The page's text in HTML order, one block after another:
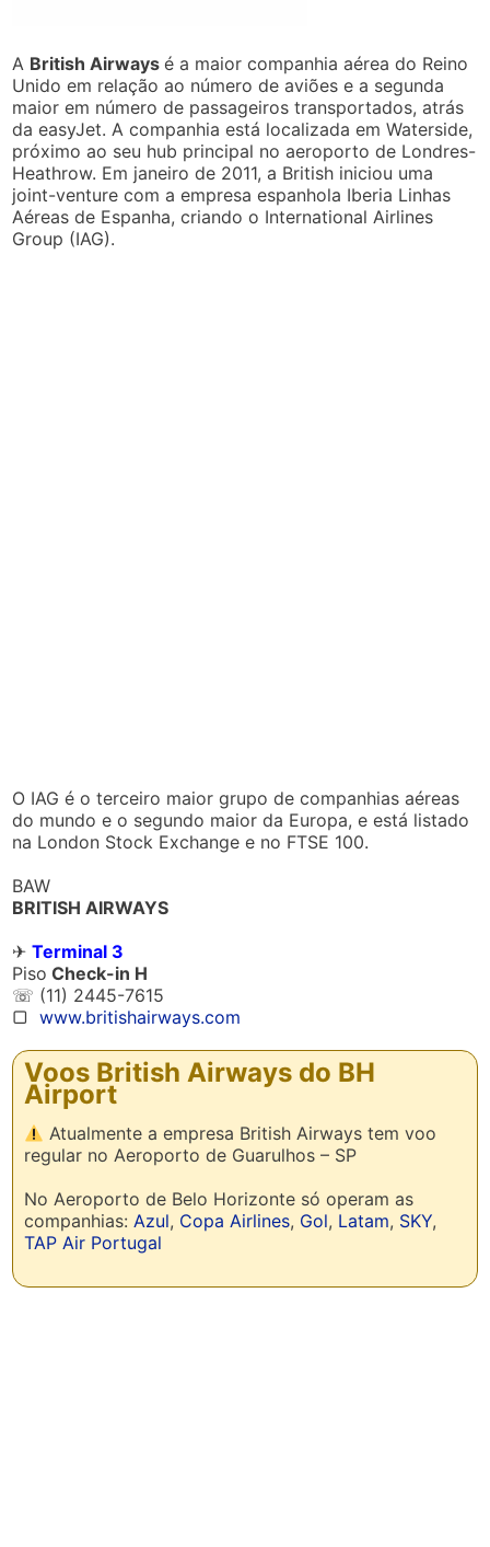
A British Airwaysé a maior companhia aérea do Reino
Unido em relação ao número de aviões e a segunda
maior em número de passageiros transportados, atrás
da easyJet. A companhia está localizada em Waterside,
próximo ao seu hub principal no aeroporto de Londres-
Heathrow. Em janeiro de 2011, a British iniciou uma
joint-venture com a empresa espanhola Iberia Linhas
Aéreas de Espanha, criando o International Airlines
Group (IAG).
O IAG é o terceiro maior grupo de companhias aéreas
do mundo e o segundo maior da Europa, e está listado
na London Stock Exchange e no FTSE 100.
BAW
BRITISH AIRWAYS
✈Terminal 3
Piso Check-in H
☏ (11) 2445-7615
▢www.britishairways.com
Voos British Airways do BH
Airport
Atualmente a empresa British Airways tem voo
regular no Aeroporto de Guarulhos – SP
No Aeroporto de Belo Horizonte só operam as
companhias:Azul, Copa Airlines, Gol, Latam, SKY,
TAP Air Portugal